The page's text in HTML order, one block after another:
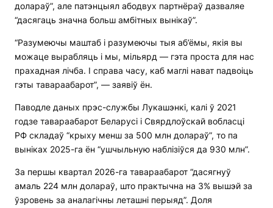
долараў”, але патэнцыял абодвух партнёраў дазваляе
“дасягаць значна больш амбітных вынікаў”.
“Разумеючы маштаб і разумеючы тыя аб’ёмы, якія вы
можаце вырабляць і мы, мільярд — гэта проста для нас
прахадная лічба. І справа часу, каб маглі нават падвоіць
гэты тавараабарот”, — заявіў ён.
Паводле даных прэс-службы Лукашэнкі, калі ў 2021
годзе тавараабарот Беларусі і Свярдлоўскай вобласці
РФ складаў “крыху менш за 500 млн долараў”, то па
выніках 2025-га ён “ушчыльную наблізіўся да 930 млн”.
За першы квартал 2026-га тавараабарот “дасягнуў
амаль 224 млн долараў, што практычна на 3% вышэй за
ўзровень за аналагічны леташні перыяд”. Доля